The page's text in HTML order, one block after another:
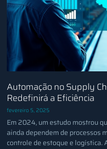
Automação no Supply
Redefinirá a Eficiência
fevereiro 5, 2025
Em 2024, um estudo mostrou
ainda dependem de processos
controle de estoque e logística.